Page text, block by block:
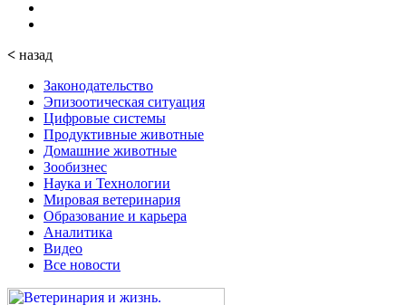
< назад
Законодательство
Эпизоотическая ситуация
Цифровые системы
Продуктивные животные
Домашние животные
Зообизнес
Наука и Технологии
Мировая ветеринария
Образование и карьера
Аналитика
Видео
Все новости